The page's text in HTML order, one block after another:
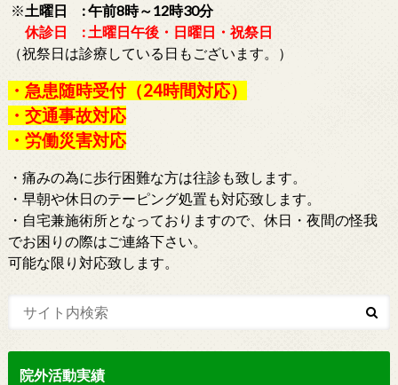
※土曜日 : 午前8時～12時30分
休診日 : 土曜日午後・日曜日・祝祭日
（祝祭日は診療している日もございます。）
・急患随時受付（24時間対応）
・交通事故対応
・労働災害対応
・痛みの為に歩行困難な方は往診も致します。
・早朝や休日のテーピング処置も対応致します。
・自宅兼施術所となっておりますので、休日・夜間の怪我
でお困りの際はご連絡下さい。
可能な限り対応致します。
院外活動実績